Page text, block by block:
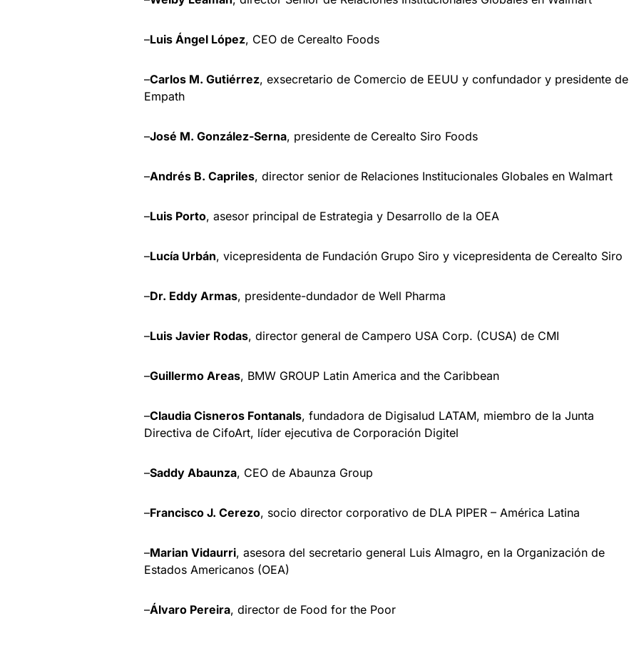
–Luis Ángel López, CEO de Cerealto Foods
–Carlos M. Gutiérrez, exsecretario de Comercio de EEUU y confundador y presidente de
Empath
–José M. González-Serna, presidente de Cerealto Siro Foods
–Andrés B. Capriles, director senior de Relaciones Institucionales Globales en Walmart
–Luis Porto, asesor principal de Estrategia y Desarrollo de la OEA
–Lucía Urbán, vicepresidenta de Fundación Grupo Siro y vicepresidenta de Cerealto Siro
–Dr. Eddy Armas, presidente-dundador de Well Pharma
–Luis Javier Rodas, director general de Campero USA Corp. (CUSA) de CMI
–Guillermo Areas, BMW GROUP Latin America and the Caribbean
–Claudia Cisneros Fontanals, fundadora de Digisalud LATAM, miembro de la Junta
Directiva de CifoArt, líder ejecutiva de Corporación Digitel
–Saddy Abaunza, CEO de Abaunza Group
–Francisco J. Cerezo, socio director corporativo de DLA PIPER – América Latina
–Marian Vidaurri, asesora del secretario general Luis Almagro, en la Organización de
Estados Americanos (OEA)
–Álvaro Pereira, director de Food for the Poor